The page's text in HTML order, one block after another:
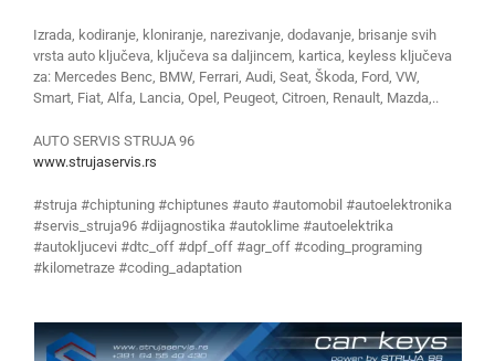
Izrada, kodiranje, kloniranje, narezivanje, dodavanje, brisanje svih
vrsta auto ključeva, ključeva sa daljincem, kartica, keyless ključeva
za: Mercedes Benc, BMW, Ferrari, Audi, Seat, Škoda, Ford, VW,
Smart, Fiat, Alfa, Lancia, Opel, Peugeot, Citroen, Renault, Mazda,..
AUTO SERVIS STRUJA 96
www.strujaservis.rs
#struja #chiptuning #chiptunes #auto #automobil #autoelektronika
#servis_struja96 #dijagnostika #autoklime #autoelektrika
#autokljucevi #dtc_off #dpf_off #agr_off #coding_programing
#kilometraze #coding_adaptation